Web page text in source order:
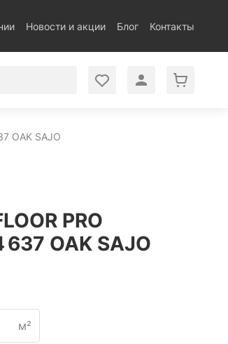
Новости и акции Блог Контакты
OAK SAJO
PRO
637 OAK SAJO
м²